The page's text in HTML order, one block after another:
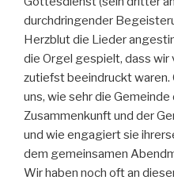
durchdringender
Herzblut die Lieder
die Orgel gespielt, dass
zutiefst beeindruckt
uns, wie sehr die
Zusammenkunft und der
und wie engagiert sie
dem gemeinsamen
Wir haben noch oft an